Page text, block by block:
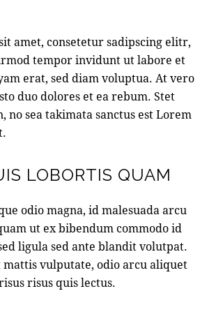
amet, consetetur sadipscing elitr,
tempor invidunt ut labore et
erat, sed diam voluptua. At vero
duo dolores et ea rebum. Stet
no sea takimata sanctus est Lorem
LOBORTIS QUAM
odio magna, id malesuada arcu
ut ex bibendum commodo id
ligula sed ante blandit volutpat.
vulputate, odio arcu aliquet
risus quis lectus.